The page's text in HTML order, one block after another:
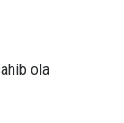
ola